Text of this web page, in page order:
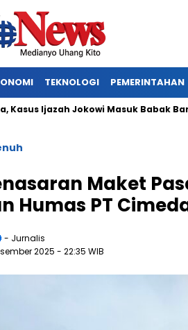
TEKNOLOGI PEMERINTAHAN
Jokowi Masuk Babak Baru
Maket
Humas PT
- Jurnalis
2025 - 22:35 WIB